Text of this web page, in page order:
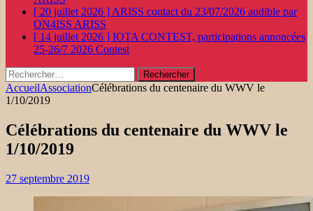
[ 20 juillet 2026 ] ARISS contact du 23/07/2026 audible par
ON4ISS ARISS
[ 14 juillet 2026 ] IOTA CONTEST, participations annoncées
25-26/7 2026 Contest
Rechercher :
AccueilAssociationCélébrations du centenaire du WWV le
1/10/2019
Célébrations du centenaire du WWV le
1/10/2019
27 septembre 2019